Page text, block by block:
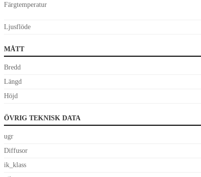
Färgtemperatur
Ljusflöde
MÅTT
Bredd
Längd
Höjd
ÖVRIG TEKNISK DATA
ugr
Diffusor
ik_klass